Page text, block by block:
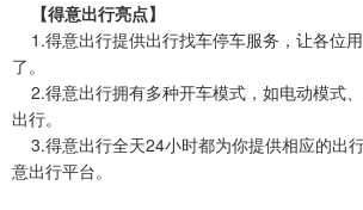
【得意出行亮点】
1.得意出行提供出行找车停车服务，让各位
了。
2.得意出行拥有多种开车模式，如电动模式
出行。
3.得意出行全天24小时都为你提供相应的出
意出行平台。